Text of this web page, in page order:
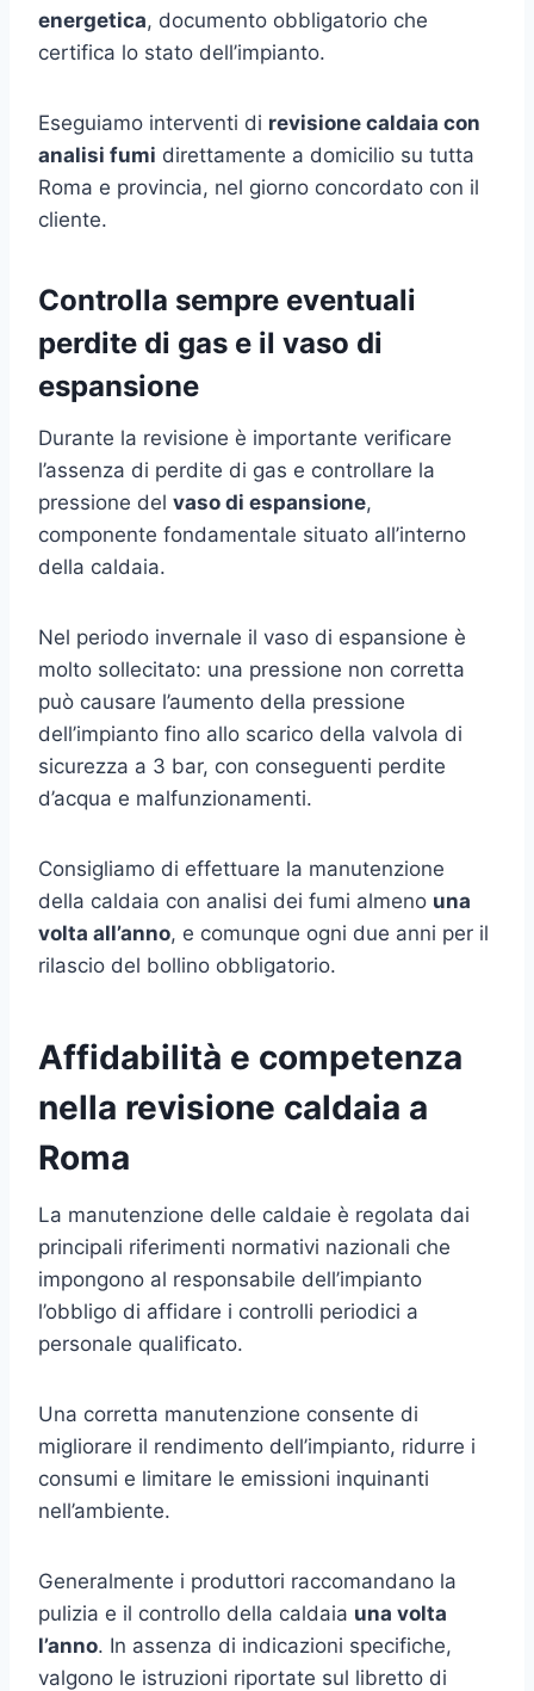
energetica, documento obbligatorio che
certifica lo stato dell’impianto.
Eseguiamo interventi di revisione caldaia con
analisi fumi direttamente a domicilio su tutta
Roma e provincia, nel giorno concordato con il
cliente.
Controlla sempre eventuali
perdite di gas e il vaso di
espansione
Durante la revisione è importante verificare
l’assenza di perdite di gas e controllare la
pressione del vaso di espansione,
componente fondamentale situato all’interno
della caldaia.
Nel periodo invernale il vaso di espansione è
molto sollecitato: una pressione non corretta
può causare l’aumento della pressione
dell’impianto fino allo scarico della valvola di
sicurezza a 3 bar, con conseguenti perdite
d’acqua e malfunzionamenti.
Consigliamo di effettuare la manutenzione
della caldaia con analisi dei fumi almeno una
volta all’anno, e comunque ogni due anni per il
rilascio del bollino obbligatorio.
Affidabilità e competenza
nella revisione caldaia a
Roma
La manutenzione delle caldaie è regolata dai
principali riferimenti normativi nazionali che
impongono al responsabile dell’impianto
l’obbligo di affidare i controlli periodici a
personale qualificato.
Una corretta manutenzione consente di
migliorare il rendimento dell’impianto, ridurre i
consumi e limitare le emissioni inquinanti
nell’ambiente.
Generalmente i produttori raccomandano la
pulizia e il controllo della caldaia una volta
l’anno. In assenza di indicazioni specifiche,
valgono le istruzioni riportate sul libretto di